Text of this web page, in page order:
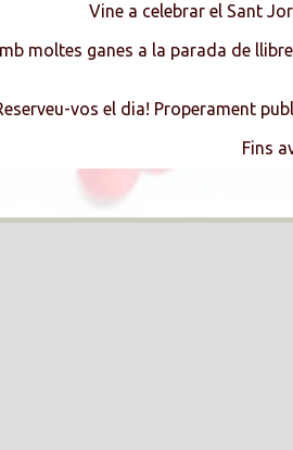
Vine a celebrar el Sant
moltes ganes a la parada de
vos el dia! Properament
Fins